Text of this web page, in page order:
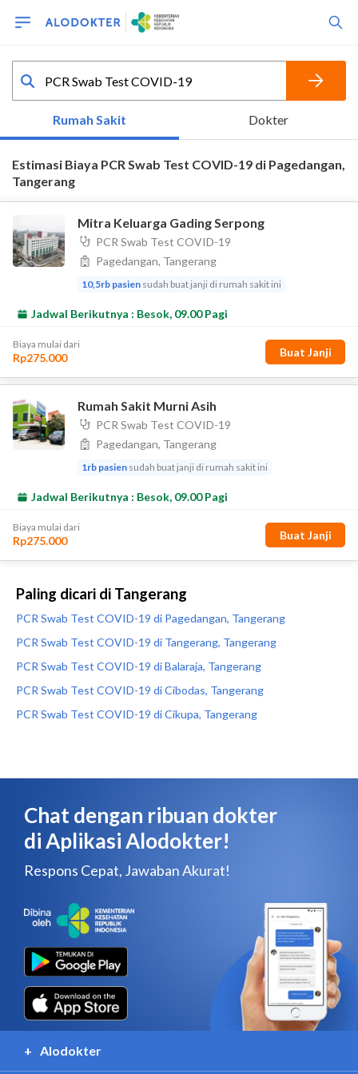
Paling dicari di Tangerang
PCR Swab Test COVID-19 di Pagedangan, Tangerang
PCR Swab Test COVID-19 di Tangerang, Tangerang
PCR Swab Test COVID-19 di Balaraja, Tangerang
PCR Swab Test COVID-19 di Cibodas, Tangerang
PCR Swab Test COVID-19 di Cikupa, Tangerang